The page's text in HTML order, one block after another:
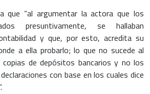
que “al argumentar la actora que los
presuntivamente, se hallaban
y que, por esto, acredita su
a ella probarlo; lo que no sucede al
copias de depósitos bancarios y no los
con base en los cuales dice